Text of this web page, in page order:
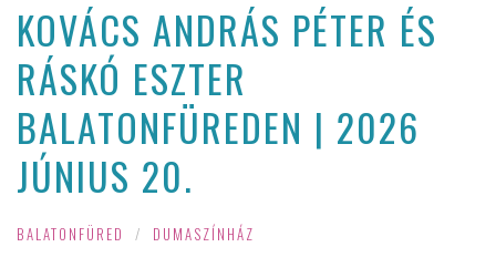
KOVÁCS ANDRÁS PÉTER ÉS
RÁSKÓ ESZTER
BALATONFÜREDEN | 2026
JÚNIUS 20.
BALATONFÜRED / DUMASZÍNHÁZ